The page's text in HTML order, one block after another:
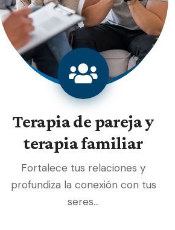
Terapia de pareja y
terapia familiar
Fortalece tus relaciones y
profundiza la conexión con tus
seres…